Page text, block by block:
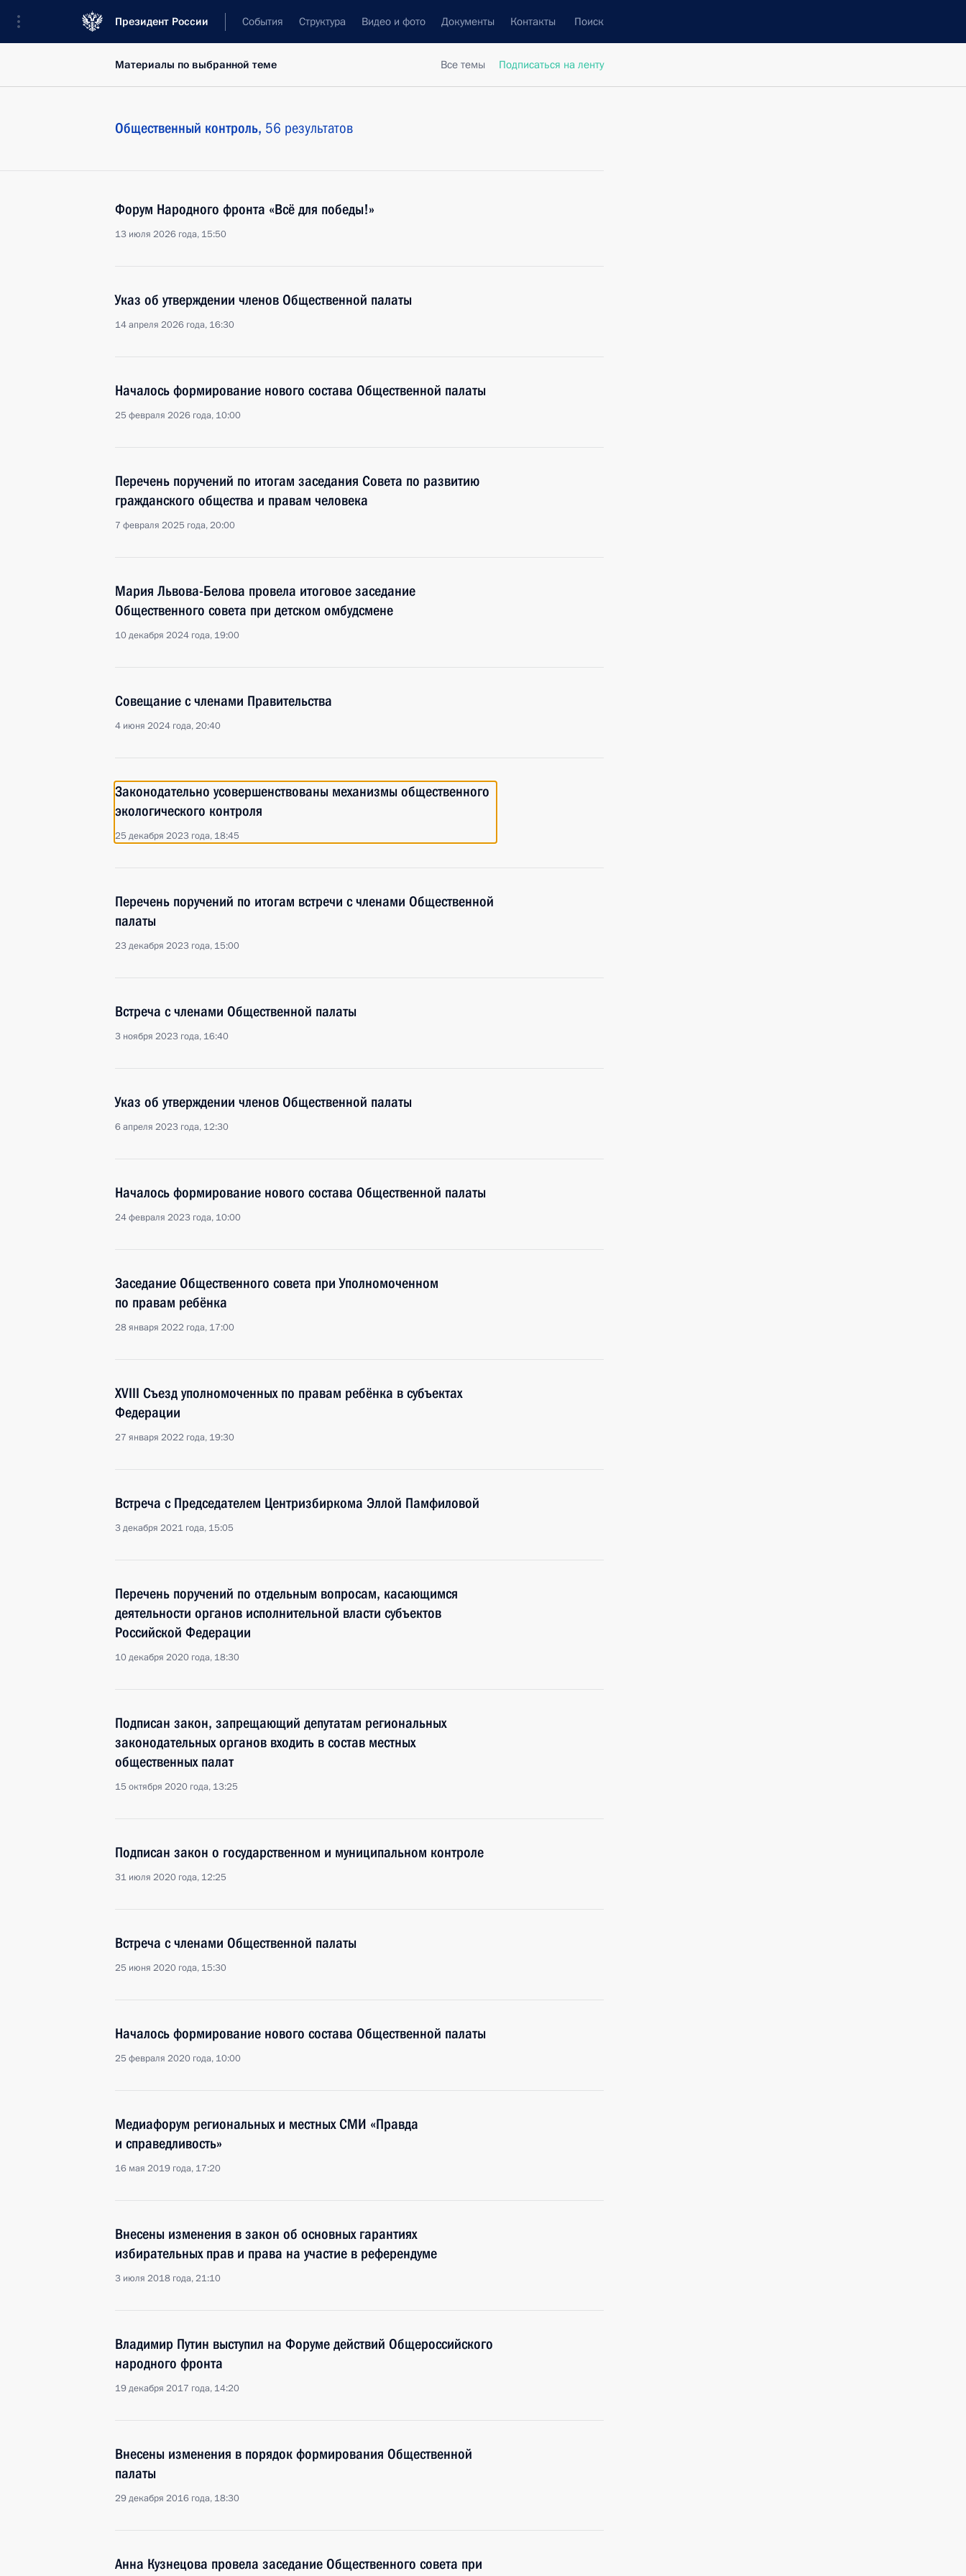
Президент России События Структура Видео и фото Документы Контакты Поиск
Все темы Подписаться на ленту
Материалы по выбранной теме
Общественный контроль, 56 результатов
Форум Народного фронта «Всё для победы!»
13 июля 2026 года, 15:50
Указ об утверждении членов Общественной палаты
14 апреля 2026 года, 16:30
Началось формирование нового состава Общественной палаты
25 февраля 2026 года, 10:00
Перечень поручений по итогам заседания Совета по развитию
гражданского общества и правам человека
7 февраля 2025 года, 20:00
Мария Львова-Белова провела итоговое заседание
Общественного совета при детском омбудсмене
10 декабря 2024 года, 19:00
Совещание с членами Правительства
4 июня 2024 года, 20:40
Законодательно усовершенствованы механизмы общественного
экологического контроля
25 декабря 2023 года, 18:45
Перечень поручений по итогам встречи с членами Общественной
палаты
23 декабря 2023 года, 15:00
Встреча с членами Общественной палаты
3 ноября 2023 года, 16:40
Указ об утверждении членов Общественной палаты
6 апреля 2023 года, 12:30
Началось формирование нового состава Общественной палаты
24 февраля 2023 года, 10:00
Заседание Общественного совета при Уполномоченном
по правам ребёнка
28 января 2022 года, 17:00
XVIII Съезд уполномоченных по правам ребёнка в субъектах
Федерации
27 января 2022 года, 19:30
Встреча с Председателем Центризбиркома Эллой Памфиловой
3 декабря 2021 года, 15:05
Перечень поручений по отдельным вопросам, касающимся
деятельности органов исполнительной власти субъектов
Российской Федерации
10 декабря 2020 года, 18:30
Подписан закон, запрещающий депутатам региональных
законодательных органов входить в состав местных
общественных палат
15 октября 2020 года, 13:25
Подписан закон о государственном и муниципальном контроле
31 июля 2020 года, 12:25
Встреча с членами Общественной палаты
25 июня 2020 года, 15:30
Началось формирование нового состава Общественной палаты
25 февраля 2020 года, 10:00
Медиафорум региональных и местных СМИ «Правда
и справедливость»
16 мая 2019 года, 17:20
Внесены изменения в закон об основных гарантиях
избирательных прав и права на участие в референдуме
3 июля 2018 года, 21:10
Владимир Путин выступил на Форуме действий Общероссийского
народного фронта
19 декабря 2017 года, 14:20
Внесены изменения в порядок формирования Общественной
палаты
29 декабря 2016 года, 18:30
Анна Кузнецова провела заседание Общественного совета при